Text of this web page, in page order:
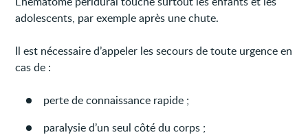
adolescents, par exemple après une chute.
Il est nécessaire d’appeler les secours de toute urgence en
cas de :
perte de connaissance rapide ;
paralysie d’un seul côté du corps ;